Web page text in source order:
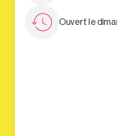
Ouvert le